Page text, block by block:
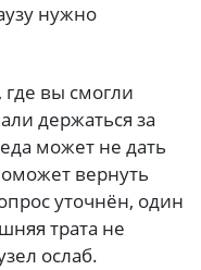
нужно
где вы смогли
держаться за
может не дать
вернуть
уточнён, один
трата не
ослаб.